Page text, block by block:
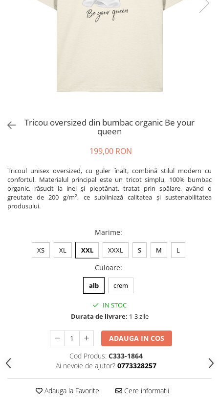
Tricou oversized din bumbac organic Be your
queen
199,00 RON
Tricoul unisex oversized, cu guler înalt, combină stilul modern cu
confortul. Materialul principal este un tricot simplu, 100% bumbac
organic, răsucit la inel și pieptănat, tratat prin spălare, având o
greutate de 200 g/m², ce subliniază calitatea și sustenabilitatea
produsului.
Marime:
XS XL XXL XXXL S M L
Culoare:
alb crem
IN STOC
Durata de livrare: 1-3 zile
ADAUGA IN COS
Cod Produs: C333-1864
Ai nevoie de ajutor? 0773328257
Adauga la Favorite Cere informatii